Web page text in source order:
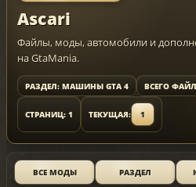
Ascari
Файлы, моды, автомобили и
на GtaMania.
РАЗДЕЛ: МАШИНЫ GTA 4 ВСЕГО
СТРАНИЦ: 1 ТЕКУЩАЯ: 1
ВСЕ МОДЫ РАЗДЕЛ